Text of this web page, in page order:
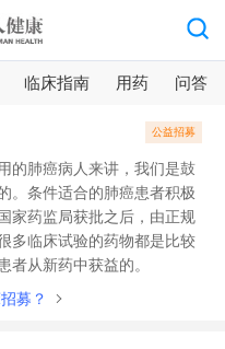
临床指南 用药 问答
公益招募
的肺癌病人来讲，我们是鼓
。条件适合的肺癌患者积极
家药监局获批之后，由正规
多临床试验的药物都是比较
者从新药中获益的。
募？